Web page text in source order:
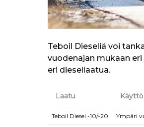
Teboil Dieseliä voi
vuodenajan mukaan
eri diesellaatua.
Laatu Käyttö
Teboil Diesel -10/-20 Ympäri